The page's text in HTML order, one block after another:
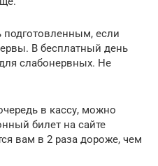
если
В бесплатный день
слабонервных. Не
в кассу, можно
билет на сайте
вам в 2 раза дороже, чем